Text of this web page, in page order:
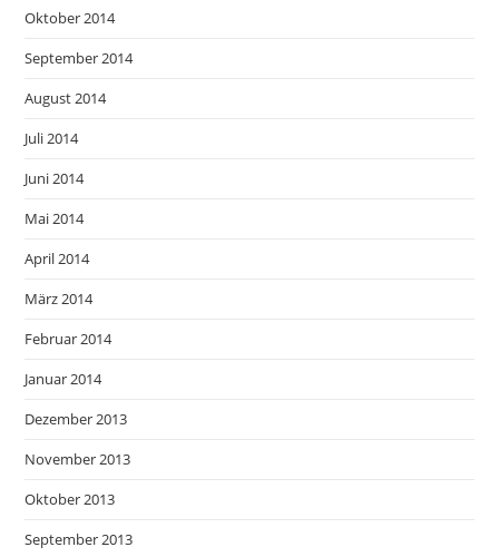
Oktober 2014
September 2014
August 2014
Juli 2014
Juni 2014
Mai 2014
April 2014
März 2014
Februar 2014
Januar 2014
Dezember 2013
November 2013
Oktober 2013
September 2013